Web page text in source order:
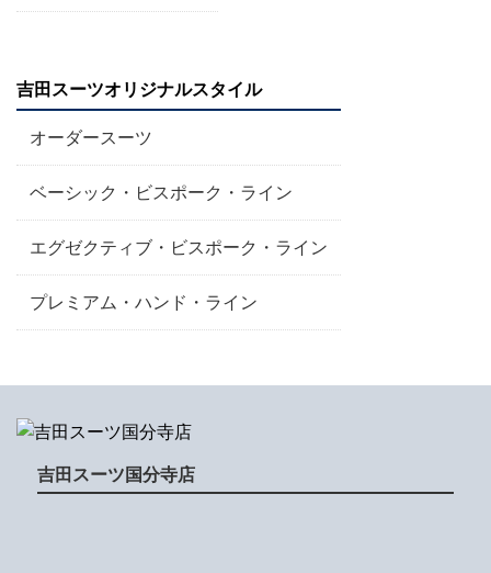
吉田スーツオリジナルスタイル
オーダースーツ
ベーシック・ビスポーク・ライン
エグゼクティブ・ビスポーク・ライン
プレミアム・ハンド・ライン
吉田スーツ国分寺店